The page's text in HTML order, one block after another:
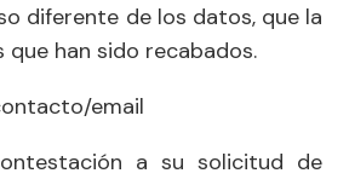
diferente de los datos, que la
que han sido recabados.
email
a su solicitud de